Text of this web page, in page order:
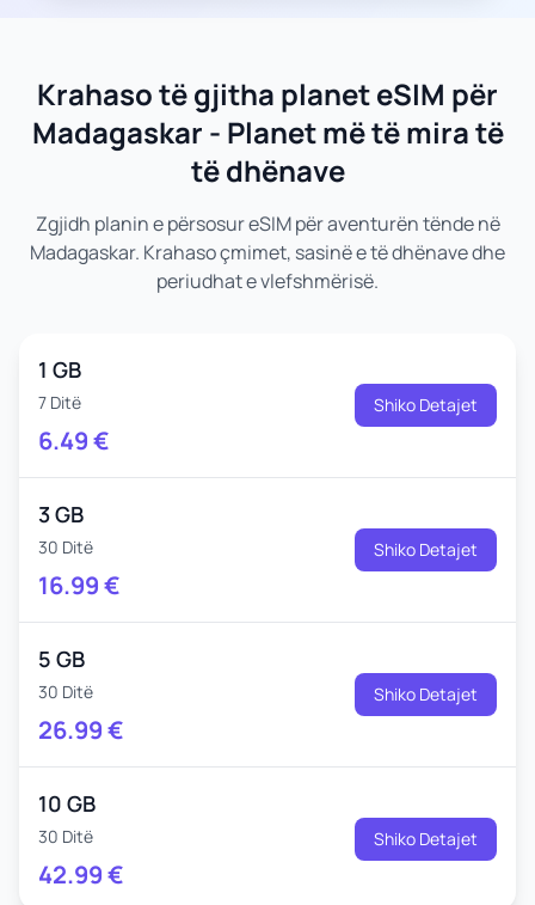
Krahaso të gjitha planet eSIM për
Madagaskar - Planet më të mira të
të dhënave
Zgjidh planin e përsosur eSIM për aventurën tënde në
Madagaskar. Krahaso çmimet, sasinë e të dhënave dhe
periudhat e vlefshmërisë.
1 GB
7 Ditë
6.49€
Shiko Detajet
3 GB
30 Ditë
16.99€
Shiko Detajet
5 GB
30 Ditë
26.99€
Shiko Detajet
10 GB
30 Ditë
42.99€
Shiko Detajet